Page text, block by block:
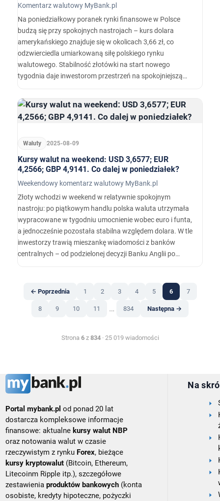
Komentarz walutowy MyBank.pl
Na poniedziałkowy poranek rynki finansowe w Polsce
budzą się przy spokojnych nastrojach – kurs dolara
amerykańskiego znajduje się w okolicach 3,66 zł, co
odzwierciedla umiarkowaną siłę polskiego rynku
walutowego. Stabilność złotówki na start nowego
tygodnia daje inwestorom przestrzeń na spokojniejszą
walutowych poruszają się dziś w stosunkowo wąskich
przedziałach.
Waluty 2025-08-09
Kursy walut na weekend: USD 3,6577; EUR
4,2566; GBP 4,9141. Co dalej w poniedziałek?
Weekendowy komentarz walutowy MyBank.pl
Złoty wchodzi w weekend w relatywnie spokojnym
nastroju: po piątkowym handlu polska waluta utrzymała
wypracowane w tygodniu umocnienie wobec euro i funta,
a jednocześnie pozostała stabilna względem dolara. W tle
inwestorzy trawią mieszankę wiadomości z banków
centralnych – od podzielonej decyzji Banku Anglii po
kontynuacji łagodzenia polityki pieniężnej jesienią.…
← Poprzednia 1 2 3 4 5 6 7
8 9 10 11 … 834 Następna →
Strona 6z 834· 25 019 wiadomości
Portal mybank.pl od ponad 20 lat
dostarcza kompleksowe informacje
finansowe: aktualne kursy walut NBP
oraz notowania walut w czasie
rzeczywistym z rynku Forex, bieżące
kursy kryptowalut (Bitcoin, Ethereum,
Litecoinm Ripple itp.), szczegółowe
zestawieniaproduktów bankowych (konta
osobiste, kredyty hipoteczne, pożyczki
Na